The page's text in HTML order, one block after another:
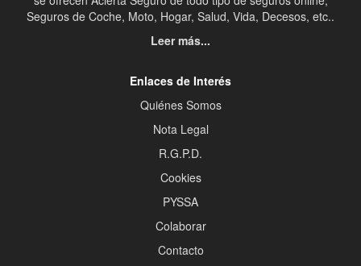
Seguros de Coche, Moto, Hogar, Salud, Vida, Decesos, etc..
Leer más...
Enlaces de Interés
Quiénes Somos
Nota Legal
R.G.P.D.
Cookies
PYSSA
Colaborar
Contacto